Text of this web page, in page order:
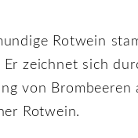
Rotwein
Er zeichnet sich
von
Rotwein.